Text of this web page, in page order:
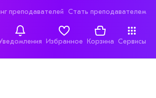
преподавателей Стать преподавателем
Избранное Корзина Сервисы